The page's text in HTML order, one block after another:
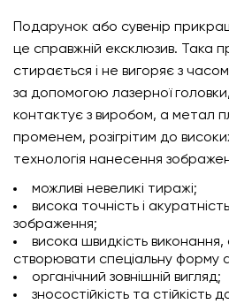
Подарунок або сувенір
це справжній ексклюзив. Така
стирається і не вигоряє з
за допомогою лазерної
контактує з виробом, а метал
променем, розігрітим до
технологія нанесення
можливі невеликі тиражі;
висока точність і
зображення;
висока швидкість
створювати спеціальну форму
органічний зовнішній вигляд;
зносостійкість та стійкість